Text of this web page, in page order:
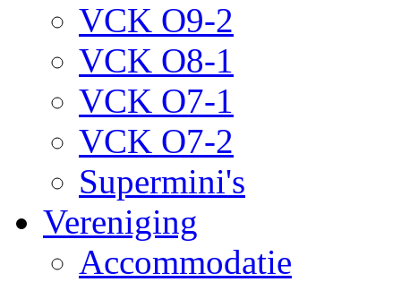
VCK O9-2
VCK O8-1
VCK O7-1
VCK O7-2
Supermini's
Vereniging
Accommodatie